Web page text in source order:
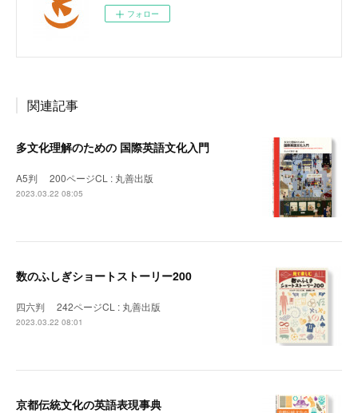
フォロー
関連記事
多文化理解のための 国際英語文化入門
A5判 200ページCL : 丸善出版
2023.03.22 08:05
数のふしぎショートストーリー200
四六判 242ページCL : 丸善出版
2023.03.22 08:01
京都伝統文化の英語表現事典